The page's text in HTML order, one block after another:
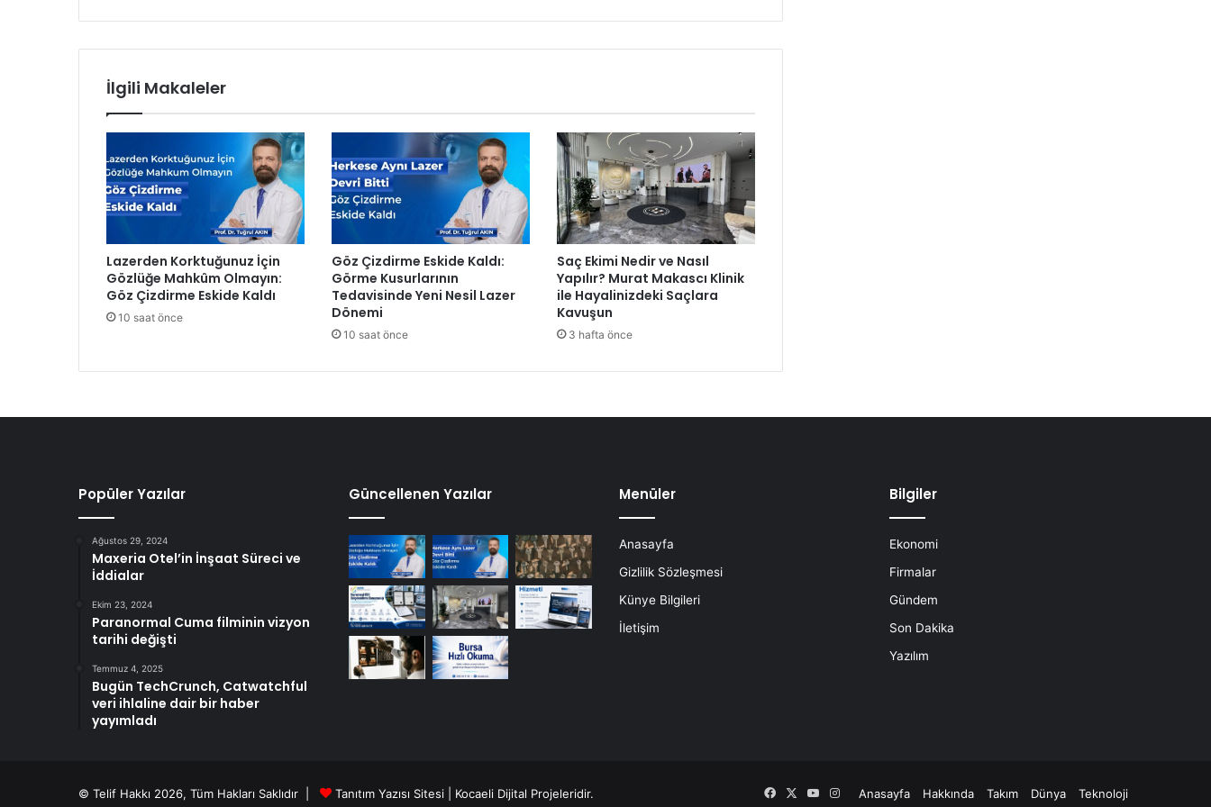
r
Z
e
y
r
k
a
n
s
ı
n
a
l
h
ı
e
s
i
’
n
d
n
F
e
r
d
e
ı
n
a
y
e
m
k
i
İlgili Makaleler
Lazerden Korktuğunuz İçin
Gözlüğe Mahkûm Olmayın:
Göz Çizdirme Eskide Kaldı
10 saat önce
Göz Çizdirme Eskide Kaldı:
Görme Kusurlarının
Tedavisinde Yeni Nesil Lazer
Dönemi
10 saat önce
Saç Ekimi Nedir ve Nasıl
Yapılır? Murat Makascı Klinik
ile Hayalinizdeki Saçlara
Kavuşun
3 hafta önce
Popüler Yazılar
Ağustos 29, 2024
Maxeria Otel’in İnşaat Süreci ve
İddialar
Ekim 23, 2024
Paranormal Cuma filminin vizyon
tarihi değişti
Temmuz 4, 2025
Bugün TechCrunch, Catwatchful
veri ihlaline dair bir haber
yayımladı
Güncellenen Yazılar Menüler
Anasayfa
Gizlilik Sözleşmesi
Künye Bilgileri
İletişim
Bilgiler
Ekonomi
Firmalar
Gündem
Son Dakika
Yazılım
© Telif Hakkı 2026, Tüm Hakları Saklıdır | Tanıtım Yazısı Sitesi | Kocaeli Dijital Projeleridir. Anasayfa Hakkında Takım Dünya Teknoloji
FacebookYouTube
Instagram